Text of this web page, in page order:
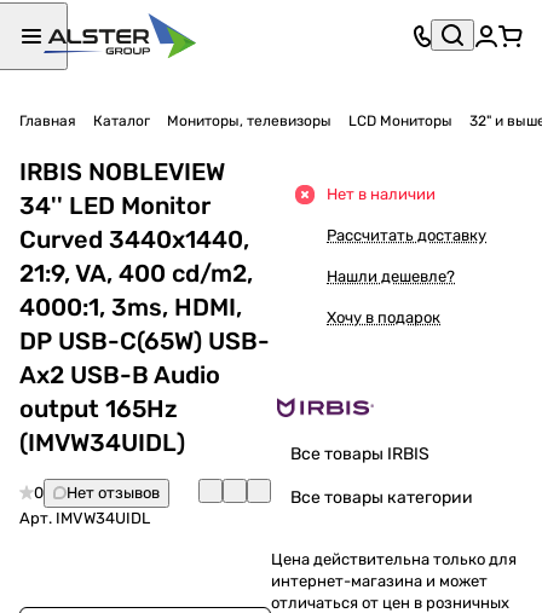
Главная Каталог Мониторы, телевизоры LCD Мониторы 32" и
IRBIS NOBLEVIEW
34'' LED Monitor
Curved 3440x1440,
21:9, VA, 400 cd/m2,
4000:1, 3ms, HDMI,
DP USB-C(65W) USB-
Ax2 USB-B Audio
output 165Hz
(IMVW34UIDL)
0
Нет отзывов
Арт. IMVW34UIDL
Нет в наличии
Рассчитать доставку
Нашли дешевле?
Хочу в подарок
Все товары IRBIS
Все товары категории
Цена действительна только для
интернет-магазина и может
отличаться от цен в розничных